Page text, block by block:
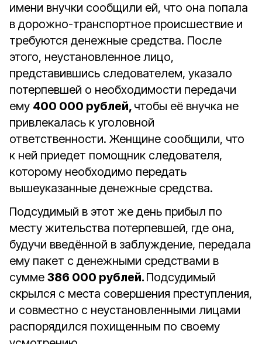
имени внучки сообщили ей, что она попала
в дорожно-транспортное происшествие и
требуются денежные средства. После
этого, неустановленное лицо,
представившись следователем, указало
потерпевшей о необходимости передачи
ему 400 000 рублей, чтобы её внучка не
привлекалась к уголовной
ответственности. Женщине сообщили, что
к ней приедет помощник следователя,
которому необходимо передать
вышеуказанные денежные средства.
Подсудимый в этот же день прибыл по
месту жительства потерпевшей, где она,
будучи введённой в заблуждение, передала
ему пакет с денежными средствами в
сумме 386 000 рублей. Подсудимый
скрылся с места совершения преступления,
и совместно с неустановленными лицами
распорядился похищенным по своему